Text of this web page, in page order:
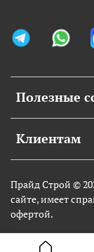
Полезные
Клиентам
Прайд Строй ©
сайте, имеет
офертой.